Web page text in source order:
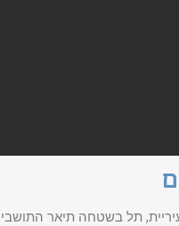
תל בשטחה תיאר